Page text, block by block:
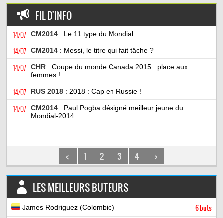
FIL D'INFO
14/07 CM2014 : Le 11 type du Mondial
14/07 CM2014 : Messi, le titre qui fait tâche ?
14/07 CHR : Coupe du monde Canada 2015 : place aux
femmes !
14/07 RUS 2018 : 2018 : Cap en Russie !
14/07 CM2014 : Paul Pogba désigné meilleur jeune du
Mondial-2014
< 1 2 3 4 >
LES MEILLEURS BUTEURS
James Rodriguez (Colombie) 6 buts